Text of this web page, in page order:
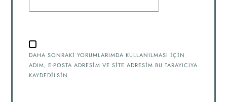
DAHA SONRAKI YORUMLARIMDA KULLANILMASI IÇIN
ADIM, E-POSTA ADRESIM VE SITE ADRESIM BU TARAYICIYA
KAYDEDILSIN.